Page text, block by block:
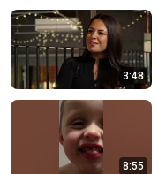
3:48
8:55